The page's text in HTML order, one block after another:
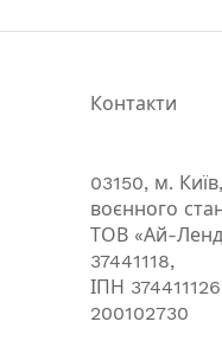
Контакти
03150, м.
воєнного
ТОВ «Ай-
37441118,
ІПН
200102730